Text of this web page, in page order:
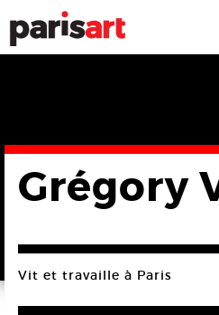
Grégory
Vit et travaille à Paris